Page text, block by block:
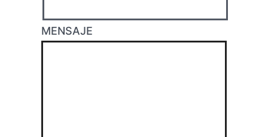
MENSAJE